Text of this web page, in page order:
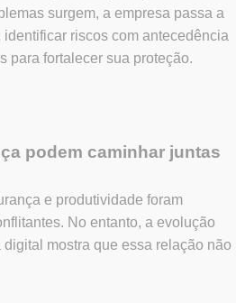
surgem, a empresa passa a
riscos com antecedência
para fortalecer sua proteção.
podem caminhar juntas
e produtividade foram
No entanto, a evolução
mostra que essa relação não